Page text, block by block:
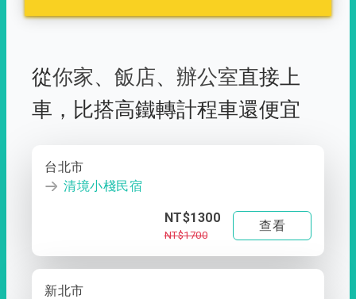
從你家、 飯店、 辦公室直接上
車， 比搭高鐵轉計程車還便宜
台北市
清境小棧民宿
NT$1300
NT$1700
查看
新北市